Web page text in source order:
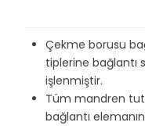
Çekme borusu
tiplerine bağlantı
işlenmiştir.
Tüm mandren
bağlantı